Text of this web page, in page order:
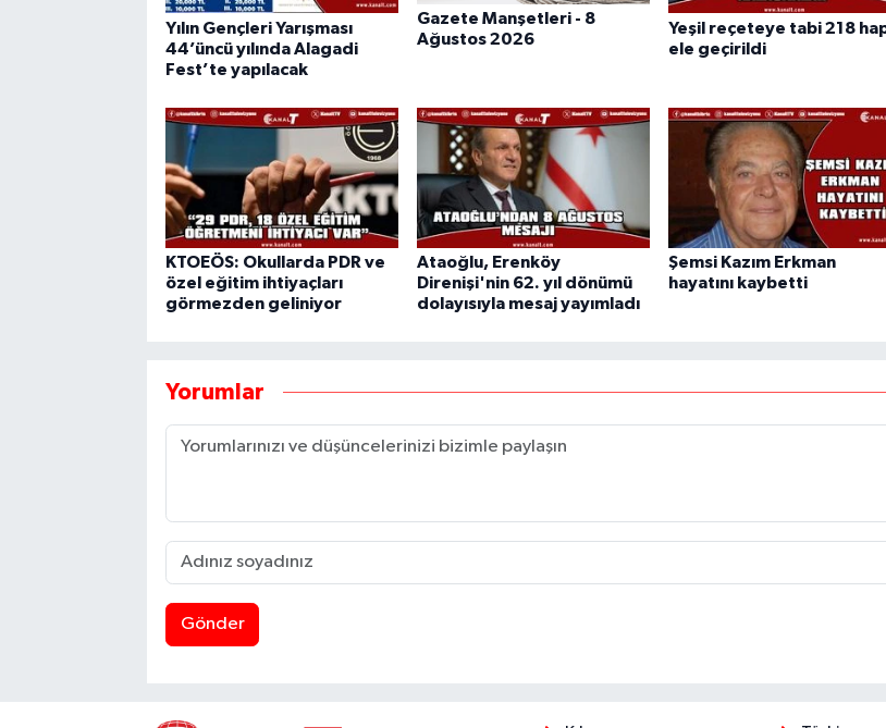
Yılın Gençleri Yarışması
44’üncü yılında Alagadi
Fest’te yapılacak
Gazete Manşetleri - 8
Ağustos 2026
Yeşil reçeteye tabi 218
ele geçirildi
KTOEÖS: Okullarda PDR ve
özel eğitim ihtiyaçları
görmezden geliniyor
Ataoğlu, Erenköy
Direnişi'nin 62. yıl dönümü
dolayısıyla mesaj yayımladı
Şemsi Kazım Erkman
hayatını kaybetti
Yorumlar
Gönder